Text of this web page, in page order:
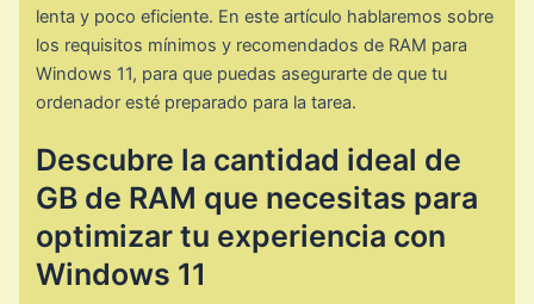
lenta y poco eficiente. En este artículo hablaremos sobre
los requisitos mínimos y recomendados de RAM para
Windows 11, para que puedas asegurarte de que tu
ordenador esté preparado para la tarea.
Descubre la cantidad ideal de
GB de RAM que necesitas para
optimizar tu experiencia con
Windows 11